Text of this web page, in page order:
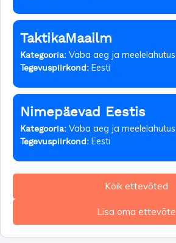
TaktikaMaailm
Kategooria: Vaba aeg ja meelelahutus
Tegevuspiirkond: Eesti
Nimepäevad Eestis
Kategooria: Vaba aeg ja meelelahutus
Tegevuspiirkond: Eesti
Kõik ettevõted
Lisa oma ettevõte